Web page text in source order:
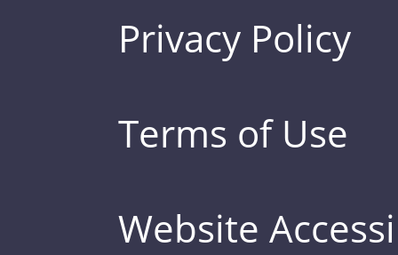
Privacy Policy
Terms of Use
Website